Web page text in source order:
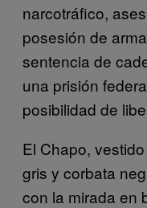
narcotráfico,
posesión de
sentencia de
una prisión
posibilidad de
El Chapo,
gris y corbata
con la mirada en